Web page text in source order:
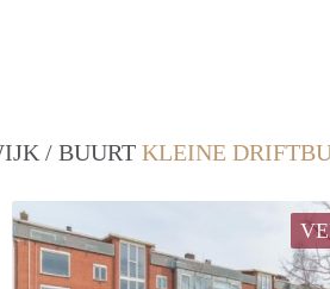
/ BUURT KLEINE